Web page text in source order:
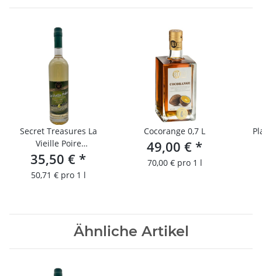
Secret Treasures La
Vieille Poire
(Birnenbrand)
35,50 € *
50,71 € pro 1 l
Cocorange 0,7 L
49,00 € *
70,00 € pro 1 l
Ähnliche Artikel